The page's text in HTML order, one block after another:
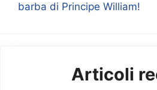
barba di Principe William!
Articoli